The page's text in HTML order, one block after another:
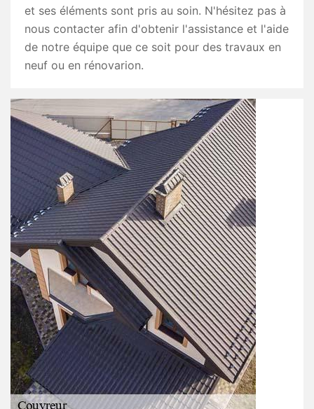
et ses éléments sont pris au soin. N'hésitez pas à
nous contacter afin d'obtenir l'assistance et l'aide
de notre équipe que ce soit pour des travaux en
neuf ou en rénovarion.